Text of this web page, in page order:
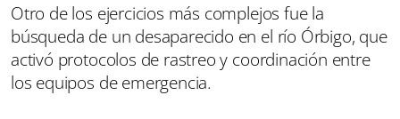
Otro de los ejercicios más complejos fue la
búsqueda de un desaparecido en el río Órbigo, que
activó protocolos de rastreo y coordinación entre
los equipos de emergencia.